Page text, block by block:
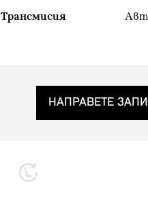
Tрансмисия
НАПРАВЕТЕ